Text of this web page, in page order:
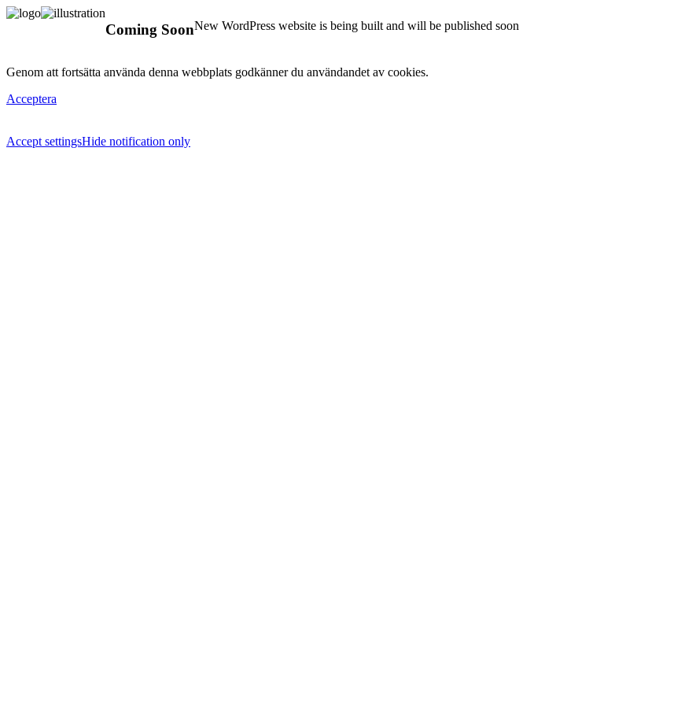
Coming SoonNew WordPress website is being built and will be published soon
Genom att fortsätta använda denna webbplats godkänner du användandet av cookies.
Acceptera
Accept settingsHide notification only